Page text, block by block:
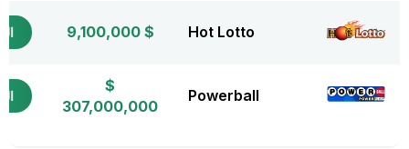
Hot Lotto
$ 9,100,000
Powerball
$
307,000,000